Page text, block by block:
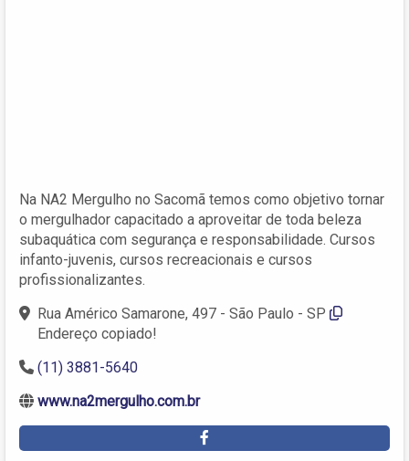
Na NA2 Mergulho no Sacomã temos como objetivo tornar
o mergulhador capacitado a aproveitar de toda beleza
subaquática com segurança e responsabilidade. Cursos
infanto-juvenis, cursos recreacionais e cursos
profissionalizantes.
Rua Américo Samarone, 497 - São Paulo - SP
Endereço copiado!
(11) 3881-5640
www.na2mergulho.com.br